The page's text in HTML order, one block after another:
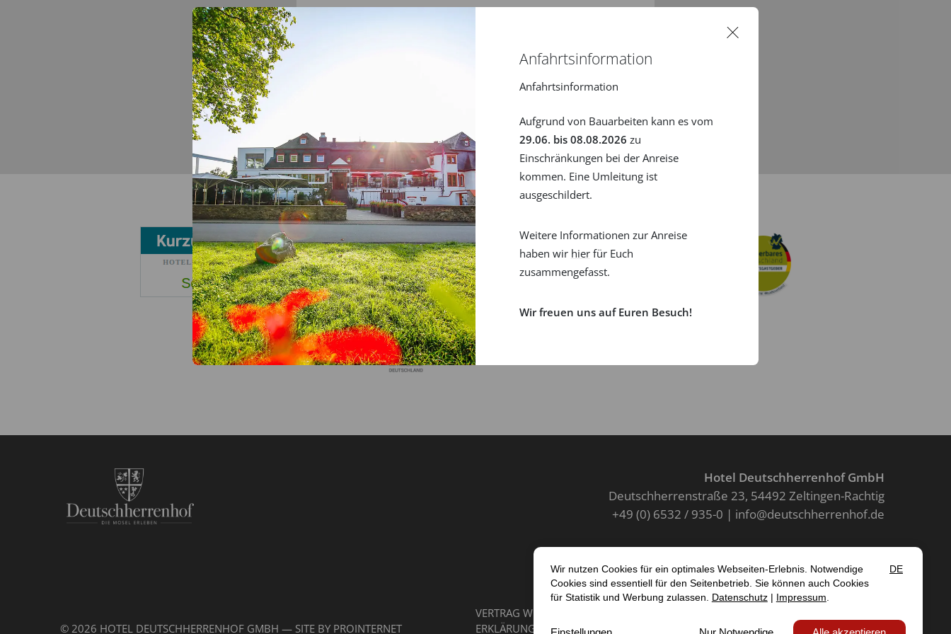
Hotel Deutschherrenhof GmbH
Deutschherrenstraße 23 54492 Zeltingen-Rachtig
+49 (0) 6532 / 935-0
info@deutschherrenhof.de
© 2026 HOTEL DEUTSCHHERRENHOF GMBH — SITE BY PROINTERNET
VERTRAG WIDERRUFEN
ERKLÄRUNG ZUR BARRIEREFREIHEIT
Anfahrtsinformation
Anfahrtsinformation
Aufgrund von Bauarbeiten kann es vom
29.06. bis 08.08.2026 zu
Einschränkungen bei der Anreise
kommen. Eine Umleitung ist
ausgeschildert.
Weitere Informationen zur Anreise
haben wir hierfür Euch
zusammengefasst.
Wir freuen uns auf Euren Besuch!